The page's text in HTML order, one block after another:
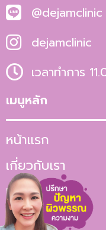
@dejamclinic
dejamclinic
เวลาทำการ
เมนูหลัก
หน้าแรก
เกี่ยวกับเรา
บริการ
บทความ